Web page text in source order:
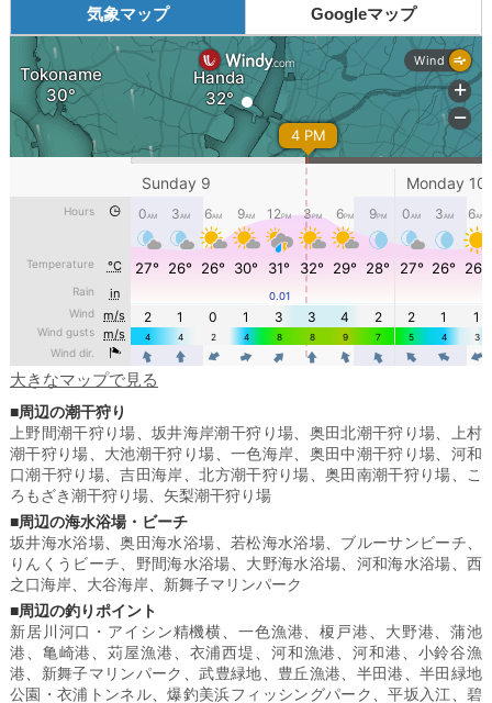
気象マップ Googleマップ
大きなマップで見る
■周辺の潮干狩り
上野間潮干狩り場 、坂井海岸潮干狩り場 奥田北潮干狩り場
上村
潮干狩り場
大池潮干狩り場 一色海岸 奥田中潮干狩り場
河和
口潮干狩り場 、吉田海岸 、北方潮干狩り場 奥田南潮干狩り場
こ
ろもざき潮干狩り場、 矢梨潮干狩り場
■周辺の海水浴場・ビーチ
坂井海水浴場 、奥田海水浴場 若松海水浴場、 ブルーサンビーチ
りんくうビーチ
野間海水浴場 大野海水浴場 河和海水浴場 、西
之口海岸、 大谷海岸、 新舞子マリンパーク
■周辺の釣りポイント
新居川河口・アイシン精機横 、一色漁港 、榎戸港 大野港 、蒲池
港
亀崎港 、苅屋漁港 衣浦西堤 河和漁港 、河和港
小鈴谷漁
港
新舞子マリンパーク 、武豊緑地 豊丘漁港 半田港 、半田緑地
公園・衣浦トンネル 、爆釣美浜フィッシングパーク 、平坂入江 、碧